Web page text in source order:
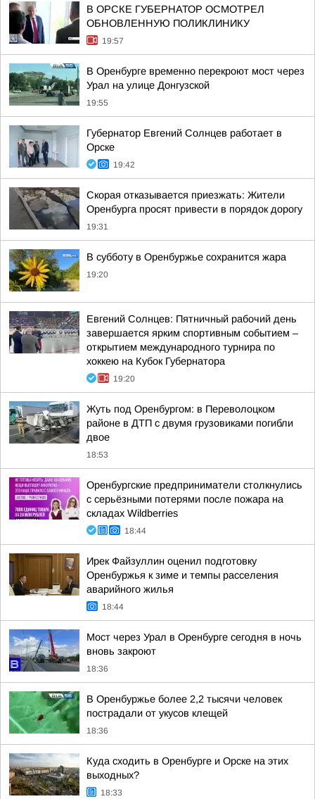
В ОРСКЕ ГУБЕРНАТОР ОСМОТРЕЛ
ОБНОВЛЕННУЮ ПОЛИКЛИНИКУ
19:57
В Оренбурге временно перекроют мост через
Урал на улице Донгузской
19:55
Губернатор Евгений Солнцев работает в
Орске
19:42
Скорая отказывается приезжать: Жители
Оренбурга просят привести в порядок дорогу
19:31
В субботу в Оренбуржье сохранится жара
19:20
Евгений Солнцев: Пятничный рабочий день
завершается ярким спортивным событием –
открытием международного турнира по
хоккею на Кубок Губернатора
19:20
Жуть под Оренбургом: в Переволоцком
районе в ДТП с двумя грузовиками погибли
двое
18:53
Оренбургские предприниматели столкнулись
с серьёзными потерями после пожара на
складах Wildberries
18:44
Ирек Файзуллин оценил подготовку
Оренбуржья к зиме и темпы расселения
аварийного жилья
18:44
Мост через Урал в Оренбурге сегодня в ночь
вновь закроют
18:36
В Оренбуржье более 2,2 тысячи человек
пострадали от укусов клещей
18:36
Куда сходить в Оренбурге и Орске на этих
выходных?
18:33